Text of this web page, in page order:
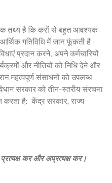
तथ्य है कि करों से बहुत आवश्यक
गतिविधि में जान फूंकती है।
प्रदान करने, अपने कर्मचारियों
और नीतियों को निधि देने और
महत्वपूर्ण संसाधनों को उपलब्ध
सरकार को तीन-स्तरीय संरचना
है:  केंद्र सरकार, राज्य
प्रत्यक्ष कर और अप्रत्यक्ष कर।